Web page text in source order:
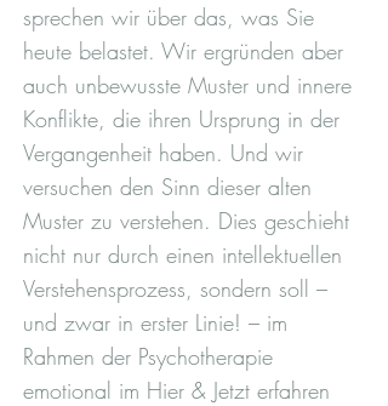
sprechen wir über das, was Sie
heute belastet. Wir ergründen aber
auch unbewusste Muster und innere
Konflikte, die ihren Ursprung in der
Vergangenheit haben. Und wir
versuchen den Sinn dieser alten
Muster zu verstehen. Dies geschieht
nicht nur durch einen intellektuellen
Verstehensprozess, sondern soll –
und zwar in erster Linie! – im
Rahmen der Psychotherapie
emotional im Hier & Jetzt erfahren